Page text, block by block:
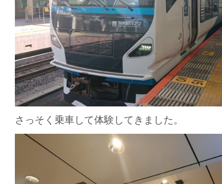
さっそく乗車して体験してきました。